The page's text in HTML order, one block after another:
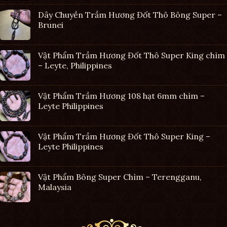
Dây Chuyền Trầm Hương Đốt Thô Bông Super –
Brunei
Vật Phẩm Trầm Hương Đốt Thô Super King chìm
– Leyte, Philippines
Vật Phẩm Trầm Hương 108 hạt 6mm chìm –
Leyte Philippines
Vật Phẩm Trầm Hương Đốt Thô Super King –
Leyte Philippines
Vật Phẩm Bông Super Chìm – Terengganu,
Malaysia